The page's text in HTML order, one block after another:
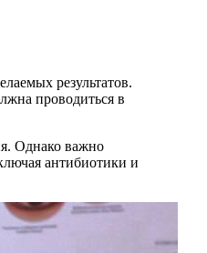
результатов.
проводиться в
Однако важно
антибиотики и